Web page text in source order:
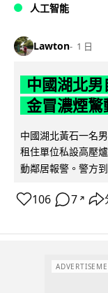
人工智能
Lawton 1 日
中國湖北
金冒濃煙驚
中國湖北黃石一名
租住單位私設高壓
動鄰居報警。警方
106 7 ↗